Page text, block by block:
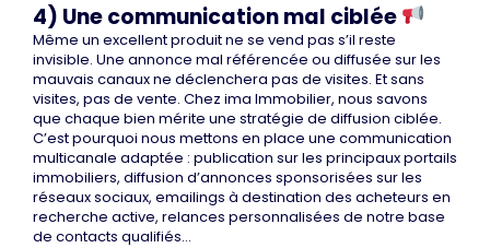
4) Une communication mal ciblée
Même un excellent produit ne se vend pas s’il reste
invisible. Une annonce mal référencée ou diffusée sur les
mauvais canaux ne déclenchera pas de visites. Et sans
visites, pas de vente. Chez ima Immobilier, nous savons
que chaque bien mérite une stratégie de diffusion ciblée.
C’est pourquoi nous mettons en place une communication
multicanale adaptée : publication sur les principaux portails
immobiliers, diffusion d’annonces sponsorisées sur les
réseaux sociaux, emailings à destination des acheteurs en
recherche active, relances personnalisées de notre base
de contacts qualifiés…